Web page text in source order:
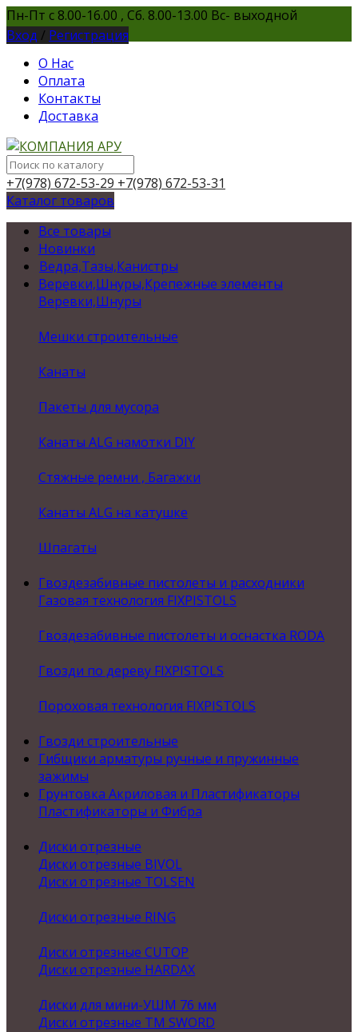
Пн-Пт с 8.00-16.00 , Сб. 8.00-13.00 Вс- выходной
Вход / Регистрация
О Нас
Оплата
Контакты
Доставка
+7(978) 672-53-29 +7(978) 672-53-31
Каталог товаров
Все товары
Новинки
Ведра,Тазы,Канистры
Веревки,Шнуры,Крепежные элементы
Веревки,Шнуры
Мешки строительные
Канаты
Пакеты для мусора
Канаты ALG намотки DIY
Стяжные ремни , Багажки
Канаты ALG на катушке
Шпагаты
Гвоздезабивные пистолеты и расходники
Газовая технология FIXPISTOLS
Гвоздезабивные пистолеты и оснастка RODA
Гвозди по дереву FIXPISTOLS
Пороховая технология FIXPISTOLS
Гвозди строительные
Гибщики арматуры ручные и пружинные
зажимы
Грунтовка Акриловая и Пластификаторы
Пластификаторы и Фибра
Диски отрезные
Диски отрезные BIVOL
Диски отрезные TOLSEN
Диски отрезные RING
Диски отрезные CUTOP
Диски отрезные HARDAX
Диски для мини-УШМ 76 мм
Диски отрезные ТМ SWORD